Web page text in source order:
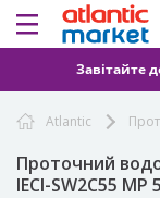
Завітайте
Atlantic
Проточний
IECI-SW2C55 MP